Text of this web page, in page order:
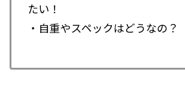
たい！
・自重やスペックはどうなの？